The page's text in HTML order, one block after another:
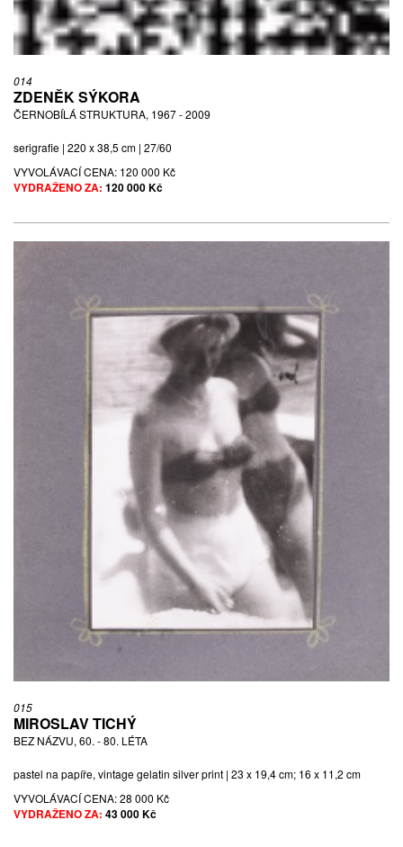
014
ZDENĚK SÝKORA
ČERNOBÍLÁ STRUKTURA, 1967 - 2009
serigrafie | 220 x 38,5 cm | 27/60
VYVOLÁVACÍ CENA: 120 000 Kč
VYDRAŽENO ZA: 120 000 Kč
015
MIROSLAV TICHÝ
BEZ NÁZVU, 60. - 80. LÉTA
pastel na papíře, vintage gelatin silver print | 23 x 19,4 cm; 16 x 11,2 cm
VYVOLÁVACÍ CENA:28 000 Kč
VYDRAŽENO ZA: 43 000 Kč